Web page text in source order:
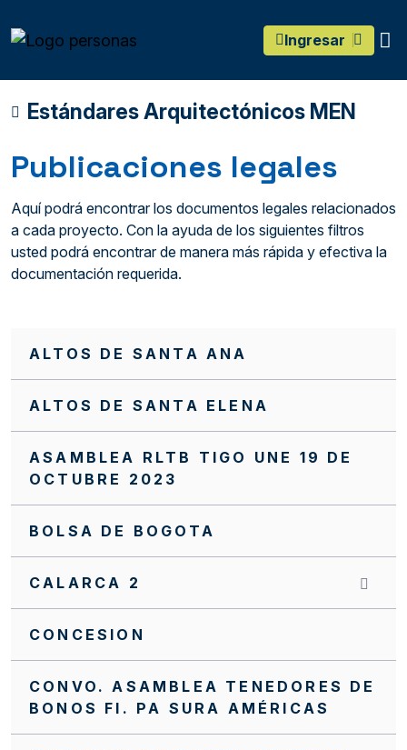
Ingresar
Estándares Arquitectónicos MEN
Publicaciones legales
Aquí podrá encontrar los documentos legales relacionados
a cada proyecto. Con la ayuda de los siguientes filtros
usted podrá encontrar de manera más rápida y efectiva la
documentación requerida.
ALTOS DE SANTA ANA
ALTOS DE SANTA ELENA
ASAMBLEA RLTB TIGO UNE 19 DE
OCTUBRE 2023
BOLSA DE BOGOTA
CALARCA 2
CONCESION
CONVO. ASAMBLEA TENEDORES DE
BONOS FI. PA SURA AMÉRICAS